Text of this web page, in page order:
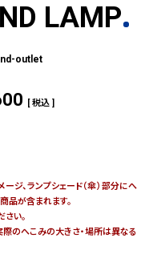
LAMP
outlet
税込
ジ、ランプシェード（傘）部分にへ
品が含まれます。
い。
のへこみの大きさ・場所は異なる